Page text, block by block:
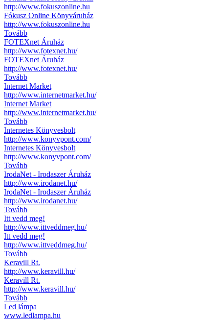
http://www.fokuszonline.hu
Fókusz Online Könyváruház
http://www.fokuszonline.hu
Tovább
FOTEXnet Áruház
http://www.fotexnet.hu/
FOTEXnet Áruház
http://www.fotexnet.hu/
Tovább
Internet Market
http://www.internetmarket.hu/
Internet Market
http://www.internetmarket.hu/
Tovább
Internetes Könyvesbolt
http://www.konyvpont.com/
Internetes Könyvesbolt
http://www.konyvpont.com/
Tovább
IrodaNet - Irodaszer Áruház
http://www.irodanet.hu/
IrodaNet - Irodaszer Áruház
http://www.irodanet.hu/
Tovább
Itt vedd meg!
http://www.ittveddmeg.hu/
Itt vedd meg!
http://www.ittveddmeg.hu/
Tovább
Keravill Rt.
http://www.keravill.hu/
Keravill Rt.
http://www.keravill.hu/
Tovább
Led lámpa
www.ledlampa.hu